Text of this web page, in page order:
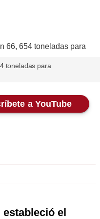
toneladas para
a YouTube
estableció el